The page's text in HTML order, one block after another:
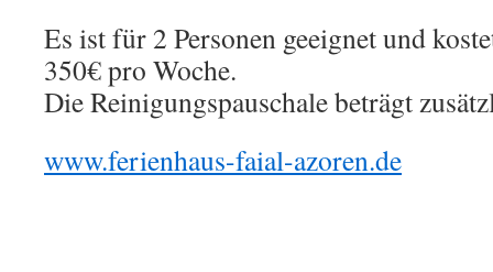
Es ist für 2 Personen geeignet und
350€ pro Woche.
Die Reinigungspauschale beträgt
www.ferienhaus-faial-azoren.de